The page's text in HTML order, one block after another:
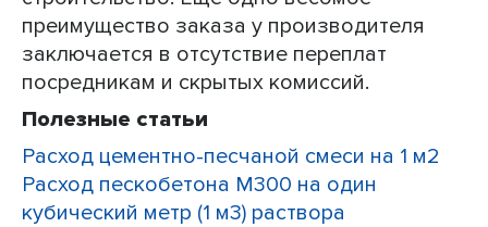
преимущество заказа у производителя
заключается в отсутствие переплат
посредникам и скрытых комиссий.
Полезные статьи
Расход цементно-песчаной смеси на 1 м2
Расход пескобетона М300 на один
кубический метр (1 м3) раствора